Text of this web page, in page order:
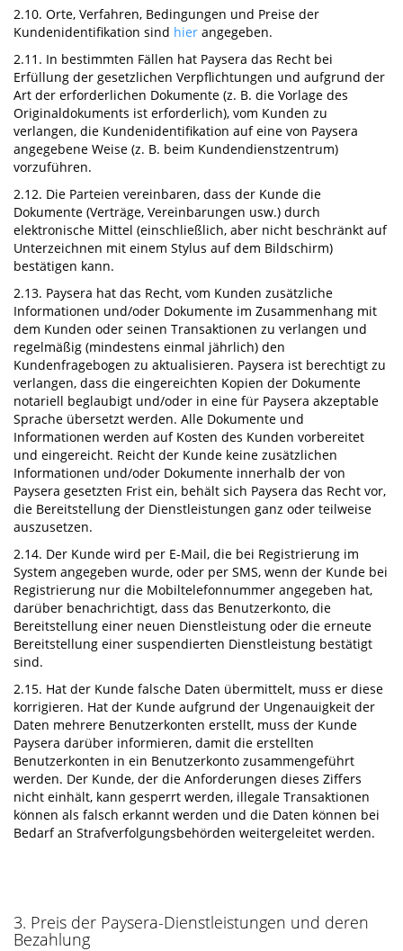
2.10. Orte, Verfahren, Bedingungen und Preise der
Kundenidentifikation sind hier angegeben.
2.11. In bestimmten Fällen hat Paysera das Recht bei
Erfüllung der gesetzlichen Verpflichtungen und aufgrund der
Art der erforderlichen Dokumente (z. B. die Vorlage des
Originaldokuments ist erforderlich), vom Kunden zu
verlangen, die Kundenidentifikation auf eine von Paysera
angegebene Weise (z. B. beim Kundendienstzentrum)
vorzuführen.
2.12. Die Parteien vereinbaren, dass der Kunde die
Dokumente (Verträge, Vereinbarungen usw.) durch
elektronische Mittel (einschließlich, aber nicht beschränkt auf
Unterzeichnen mit einem Stylus auf dem Bildschirm)
bestätigen kann.
2.13. Paysera hat das Recht, vom Kunden zusätzliche
Informationen und/oder Dokumente im Zusammenhang mit
dem Kunden oder seinen Transaktionen zu verlangen und
regelmäßig (mindestens einmal jährlich) den
Kundenfragebogen zu aktualisieren. Paysera ist berechtigt zu
verlangen, dass die eingereichten Kopien der Dokumente
notariell beglaubigt und/oder in eine für Paysera akzeptable
Sprache übersetzt werden. Alle Dokumente und
Informationen werden auf Kosten des Kunden vorbereitet
und eingereicht. Reicht der Kunde keine zusätzlichen
Informationen und/oder Dokumente innerhalb der von
Paysera gesetzten Frist ein, behält sich Paysera das Recht vor,
die Bereitstellung der Dienstleistungen ganz oder teilweise
auszusetzen.
2.14. Der Kunde wird per E-Mail, die bei Registrierung im
System angegeben wurde, oder per SMS, wenn der Kunde bei
Registrierung nur die Mobiltelefonnummer angegeben hat,
darüber benachrichtigt, dass das Benutzerkonto, die
Bereitstellung einer neuen Dienstleistung oder die erneute
Bereitstellung einer suspendierten Dienstleistung bestätigt
sind.
2.15. Hat der Kunde falsche Daten übermittelt, muss er diese
korrigieren. Hat der Kunde aufgrund der Ungenauigkeit der
Daten mehrere Benutzerkonten erstellt, muss der Kunde
Paysera darüber informieren, damit die erstellten
Benutzerkonten in ein Benutzerkonto zusammengeführt
werden. Der Kunde, der die Anforderungen dieses Ziffers
nicht einhält, kann gesperrt werden, illegale Transaktionen
können als falsch erkannt werden und die Daten können bei
Bedarf an Strafverfolgungsbehörden weitergeleitet werden.
3. Preis der Paysera-Dienstleistungen und deren
Bezahlung